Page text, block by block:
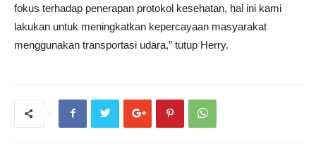
fokus terhadap penerapan protokol kesehatan, hal ini kami
lakukan untuk meningkatkan kepercayaan masyarakat
menggunakan transportasi udara,” tutup Herry.